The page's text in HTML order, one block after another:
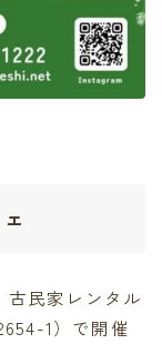
民家レンタル
1）で開催